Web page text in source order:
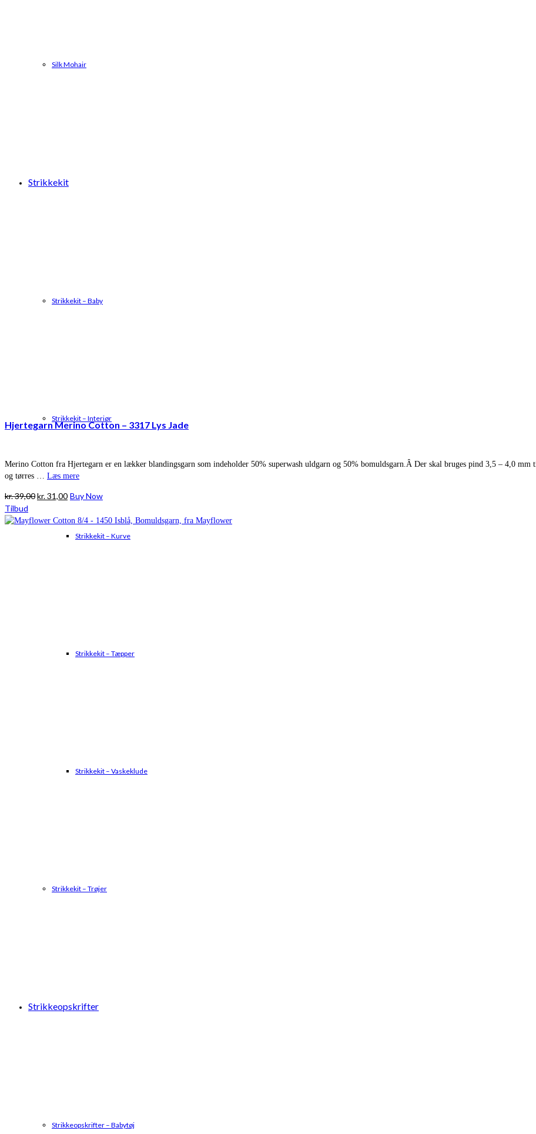
Silk Mohair
Strikkekit
Strikkekit – Baby
Strikkekit – Interiør
Strikkekit – Kurve
Strikkekit – Tæpper
Strikkekit – Vaskeklude
Strikkekit – Trøjer
Strikkeopskrifter
Strikkeopskrifter – Babytøj
Hjertegarn Merino Cotton – 3317 Lys Jade
Merino Cotton fra Hjertegarn er en lækker blandingsgarn som indeholder 50% superwash uldgarn og 50% bomuldsgarn.Â Der skal bruges pind 3,5 – 4,0
og tørres … Læs mere
kr.39,00Den
pris
kr.31,00Den
pris
kr. 31,00.
Buy Now
Tilbud